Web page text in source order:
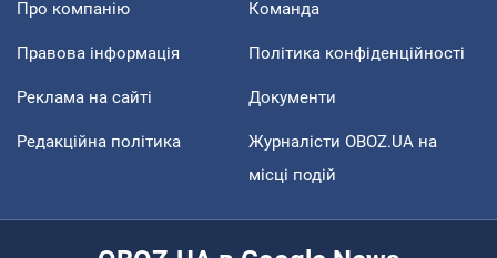
Про компанію Команда
Правова інформація Політика конфіденційності
Реклама на сайті Документи
Редакційна політика
Журналісти OBOZ.UA на
місці подій